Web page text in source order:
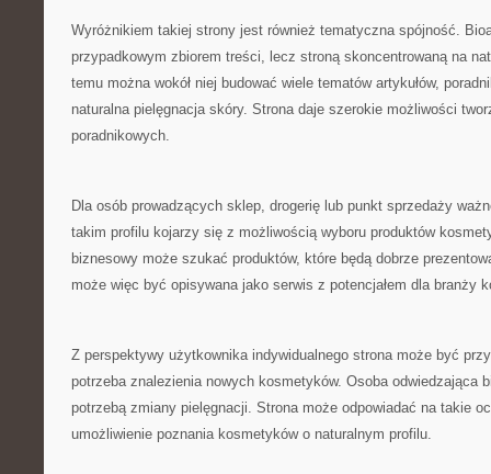
Wyróżnikiem takiej strony jest również tematyczna spójność.
przypadkowym zbiorem treści, lecz stroną skoncentrowaną na
temu można wokół niej budować wiele tematów artykułów,
naturalna pielęgnacja skóry. Strona daje szerokie możliwości
poradnikowych.
Dla osób prowadzących sklep, drogerię lub punkt sprzedaży
takim profilu kojarzy się z możliwością wyboru produktów
biznesowy może szukać produktów, które będą dobrze
może więc być opisywana jako serwis z potencjałem dla branży
Z perspektywy użytkownika indywidualnego strona może być
potrzeba znalezienia nowych kosmetyków. Osoba odwiedzająca
potrzebą zmiany pielęgnacji. Strona może odpowiadać na takie
umożliwienie poznania kosmetyków o naturalnym profilu.